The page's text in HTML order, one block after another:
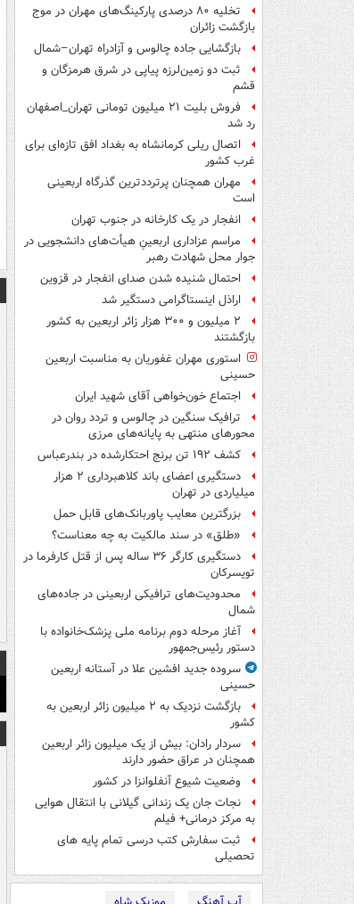
تخلیه ۸۰ درصدی پارکینگ‌های مهران در موج
بازگشت زائران
بازگشایی جاده چالوس و آزادراه تهران–شمال
ثبت دو زمین‌لرزه پیاپی در شرق هرمزگان و
قشم
فروش بلیت ۲۱ میلیون تومانی تهران_اصفهان
رد شد
اتصال ریلی کرمانشاه به بغداد افق تازه‌ای برای
غرب کشور
مهران همچنان پرترددترین گذرگاه اربعینی
است
انفجار در یک کارخانه در جنوب تهران
مراسم عزاداری اربعینِ هیأت‌های دانشجویی در
جوار محل شهادت رهبر
احتمال شنیده شدن صدای انفجار در قزوین
اراذل اینستاگرامی دستگیر شد
۲ میلیون و ۳۰۰ هزار زائر اربعین به کشور
بازگشتند
استوری مهران غفوریان به مناسبت اربعین
حسینی
اجتماع خون‌خواهی آقای شهید ایران
ترافیک سنگین در چالوس و تردد روان در
محورهای منتهی به پایانه‌های مرزی
کشف ۱۹۲ تن برنج احتکارشده در بندرعباس
دستگیری اعضای باند کلاهبرداری ۲ هزار
میلیاردی در تهران
بزرگترین معایب پاوربانک‌های قابل حمل
«طلق» در سند مالکیت به چه معناست؟
دستگیری کارگر ۳۶ ساله پس از قتل کارفرما در
تویسرکان
محدودیت‌های ترافیکی اربعینی در جاده‌های
شمال‌
آغاز مرحله دوم برنامه ملی پزشک‌خانواده با
دستور رئیس‌جمهور
سروده جدید افشین علا در آستانه اربعین
حسینی
بازگشت نزدیک به ۲ میلیون زائر اربعین به
کشور
سردار رادان: بیش از یک میلیون زائر اربعین
همچنان در عراق حضور دارند
وضعیت شیوع آنفلوانزا در کشور
نجات جان یک زندانی گیلانی با انتقال هوایی
به مرکز درمانی+ فیلم
ثبت سفارش کتب درسی تمام پایه های
تحصیلی